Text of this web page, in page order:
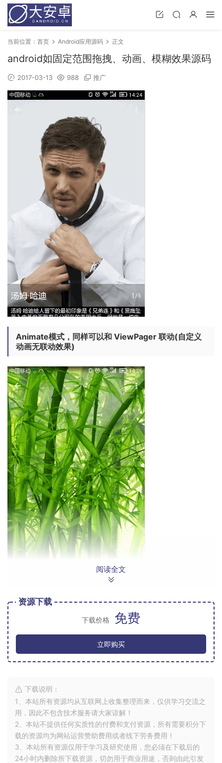
当前位置： 首页 Android应用源码 正文
android如固定范围拖拽、动画、模糊效果源码
2017-03-13 988 推广
Animate模式，同样可以和 ViewPager 联动(自定义
动画无联动效果)
Blur模糊效果，包括局部模糊和全图模糊
阅读全文
资源下载
下载价格 免费
立即购买
下载说明：
1、本站所有资源均从互联网上收集整理而来，仅供学习交流之
用，因此不包含技术服务请大家谅解！
2、本站不提供任何实质性的付费和支付资源，所有需要积分下
载的资源均为网站运营赞助费用或者线下劳务费用！
3、本站所有资源仅用于学习及研究使用，您必须在下载后的
24小时内删除所下载资源，切勿用于商业用途，否则由此引发